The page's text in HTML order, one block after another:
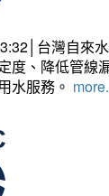
台灣自來
度、降低管線
水服務。